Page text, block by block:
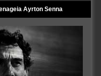
Ayrton Senna